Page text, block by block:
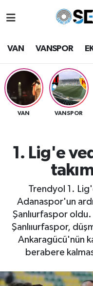
VAN VANSPOR
VAN VANSPOR
1. Lig'e
Trendyol 1.
Adanaspor'un
Şanlıurfaspor
Şanlııurfaspor,
Ankaragücü'nün
berabere
Van Hava
VAN Namaz
Van Trafik
Süper Lig Puan
Tüm Manşetler
Son Dakika
Haber Arşivi